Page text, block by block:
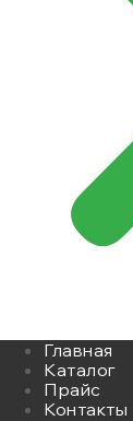
Главная
Каталог
Прайс
Контакты